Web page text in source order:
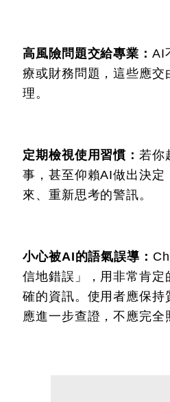
高風險問題交給專業： AI
療或財務問題，這些應交
理。
定期檢視使用習慣：若你
事，甚至仰賴AI做出決定
來、重新思考的警訊。
小心被AI的語氣誤導：
信地錯誤」，用非常肯定
確的資訊。使用者應保持
應進一步查證，不應完全